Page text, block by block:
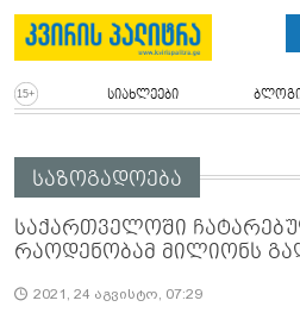
სიახლეები
საზოგადოება
საქართველოში
რაოდენობამ მილიონს
2021, 24 აგვისტო, 07:29